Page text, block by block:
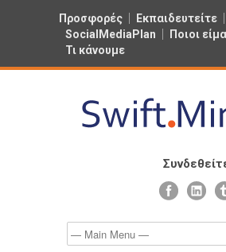
Προσφορές
Εκπαιδευτείτε
SocialMediaPlan
Ποιοι
Τι κάνουμε